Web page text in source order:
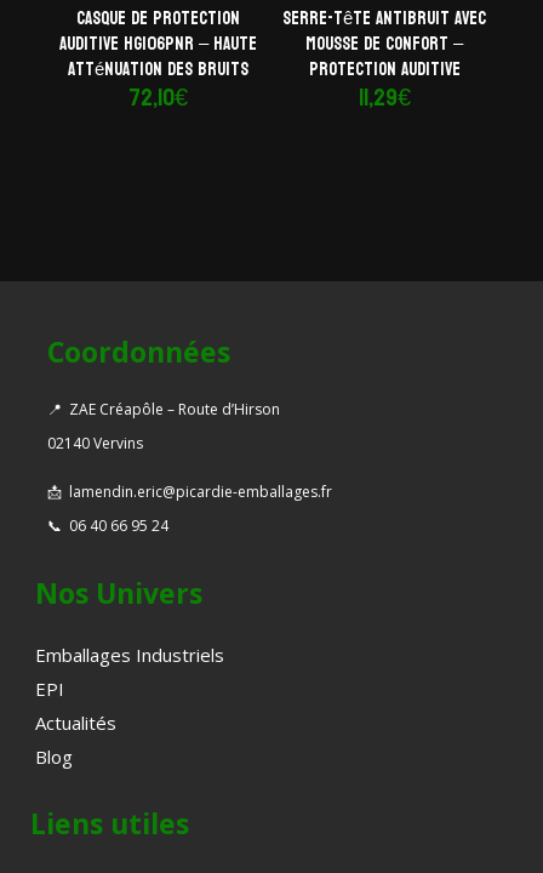
Casque de protection
auditive HG106PNR – Haute
atténuation des bruits
72,10€
Serre-tête antibruit avec
mousse de confort –
Protection auditive
11,29€
Coordonnées
📍 ZAE Créapôle – Route d’Hirson
02140 Vervins
📩 lamendin.eric@picardie-emballages.fr
📞 06 40 66 95 24
Nos Univers
Emballages Industriels
EPI
Actualités
Blog
Liens utiles